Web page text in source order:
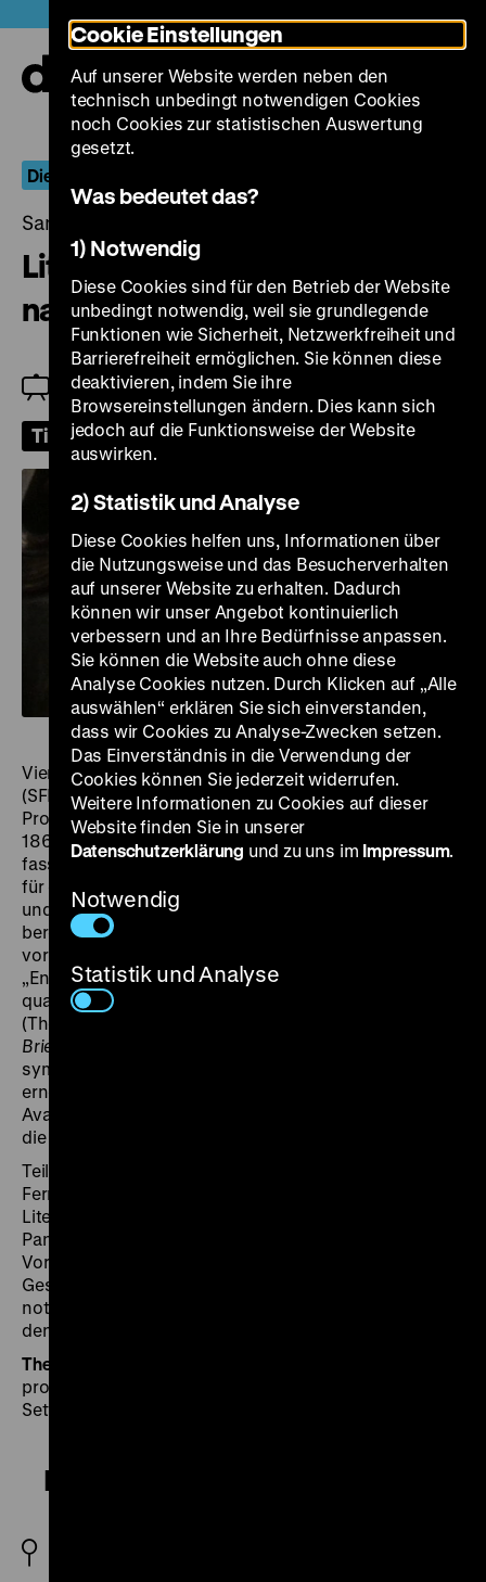
zum
Seiteninhalt
springen
Die Bilderwelten des Jonatan Briel
Samstag, 12. September 2026, 17.30 Uhr
Literatur und Film – Vier Filme
nach Charles Baudelaire
Einführung: Theodor Frisorger
Tickets
Vier Filmemacher erhalten vom Sender Freies Berlin
(SFB) die Aufgabe, jeweils einen Kurzfilm über das
Prosagedicht
Der schlechte Glaser
1862) von Charles Baudelaire zu drehen. Jonatan Briel
fasst das ihm gestellte Thema als eine Art Fingerübung
für die Zusammenarbeit mit Kameramann Skip Norman
und Hauptdarsteller Werner Brunn auf, mit denen er
bereits den langen Spielfilm
vorbereitet. Brunn spielt einen Dandy, der aus lauter
„Ennui, der phlegmatischen Tatenlosigkeit und
qualvollen Fäulnis, an der das Ich zu leiden hat“
(Theodor Frisorger in
Briel
symbolisch an ihm vergreift. Dabei bedient sich Briel
erneut visueller Strategien der US-amerikanischen
Avantgarde, vor allem jener ästhetizistischen Spielart,
die Susan Sontag Camp genannt hat.
Teil des SFB-Auftrags ist ein Treffen der Regisseure im
Fernsehstudio, bei dem diese ihre
Literaturverfilmungen diskutieren sollen. Für Volker
Pantenburg gehört diese von wechselseitigen
Vorwürfen der Konventionalität gespickte
Gesprächsrunde „nicht zuletzt aufgrund der
notorischen Streitlust Vlado Kristls zu den
denkwürdigen TV-Momenten der 1970er Jahre.“ (fl)
Theodor Frisorger
promoviert an der Ruhr-Universität Bochum zu
Setfotografien und der visuellen Kultur der Filmarbeit.
Literaturverfilmung
Cookie Einstellungen
Auf unserer Website werden neben den
technisch unbedingt notwendigen Cookies
noch Cookies zur statistischen Auswertung
gesetzt.
Was bedeutet das?
1) Notwendig
Diese Cookies sind für den Betrieb der Website
unbedingt notwendig, weil sie grundlegende
Funktionen wie Sicherheit, Netzwerkfreiheit und
Barrierefreiheit ermöglichen. Sie können diese
deaktivieren, indem Sie ihre
Browsereinstellungen ändern. Dies kann sich
jedoch auf die Funktionsweise der Website
auswirken.
2) Statistik und Analyse
Diese Cookies helfen uns, Informationen über
die Nutzungsweise und das Besucherverhalten
auf unserer Website zu erhalten. Dadurch
können wir unser Angebot kontinuierlich
verbessern und an Ihre Bedürfnisse anpassen.
Sie können die Website auch ohne diese
Analyse Cookies nutzen. Durch Klicken auf „Alle
auswählen“ erklären Sie sich einverstanden,
dass wir Cookies zu Analyse-Zwecken setzen.
Das Einverständnis in die Verwendung der
Cookies können Sie jederzeit widerrufen.
Weitere Informationen zu Cookies auf dieser
Website finden Sie in unserer
Datenschutzerklärung und zu uns im Impressum.
Notwendig
Statistik und Analyse